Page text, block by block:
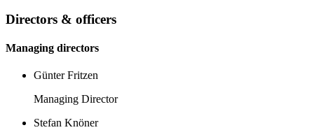
Directors & officers
Managing directors
Günter Fritzen
Managing Director
Stefan Knöner